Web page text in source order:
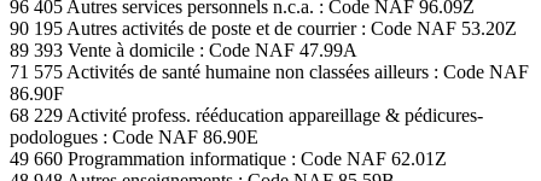
96 405 Autres services personnels n.c.a. : Code NAF 96.09Z
90 195 Autres activités de poste et de courrier : Code NAF 53.20Z
89 393 Vente à domicile : Code NAF 47.99A
71 575 Activités de santé humaine non classées ailleurs : Code NAF
86.90F
68 229 Activité profess. rééducation appareillage & pédicures-
podologues : Code NAF 86.90E
49 660 Programmation informatique : Code NAF 62.01Z